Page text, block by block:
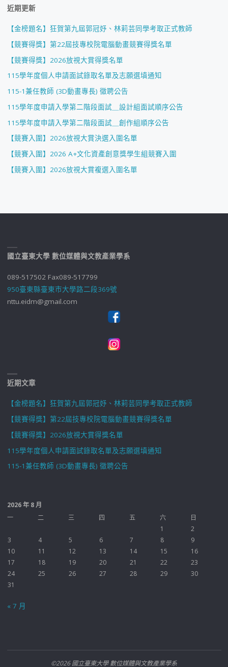
近期更新
【金榜題名】狂賀第九屆郭冠妤、林莉芸同學考取正式教師
【競賽得獎】第22屆技專校院電腦動畫競賽得獎名單
【競賽得獎】2026放視大賞得獎名單
115學年度個人申請面試錄取名單及志願選填通知
115-1兼任教師 (3D動畫專長) 徵聘公告
115學年度申請入學第二階段面試＿設計組面試順序公告
115學年度申請入學第二階段面試＿創作組順序公告
【競賽入圍】2026放視大賞決選入圍名單
【競賽入圍】2026 A+文化資產創意獎學生組競賽入圍
【競賽入圍】2026放視大賞複選入圍名單
國立臺東大學 數位媒體與文教產業學系
089-517502 Fax089-517799
950臺東縣臺東市大學路二段369號
nttu.eidm@gmail.com
近期文章
【金榜題名】狂賀第九屆郭冠妤、林莉芸同學考取正式教師
【競賽得獎】第22屆技專校院電腦動畫競賽得獎名單
【競賽得獎】2026放視大賞得獎名單
115學年度個人申請面試錄取名單及志願選填通知
115-1兼任教師 (3D動畫專長) 徵聘公告
2026 年 8 月
一
二 三 四 五 六
日
1
2
3
4 5 6 7 8
9
10
11 12 13 14 15
16
17
18 19 20 21 22
23
24
25 26 27 28 29
30
31
« 7 月
©2026 國立臺東大學 數位媒體與文教產業學系